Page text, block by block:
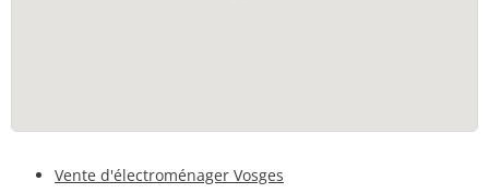
Vente d'électroménager Vosges